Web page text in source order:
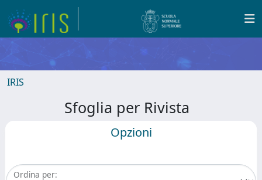
IRIS
Sfoglia per Rivista
Opzioni
Ordina per: